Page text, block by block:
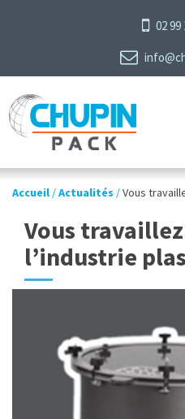
02 99
Accueil /Actualités /Vous
Vous
l’industrie